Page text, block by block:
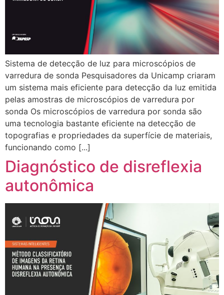
Sistema de detecção de luz para microscópios de
varredura de sonda Pesquisadores da Unicamp criaram
um sistema mais eficiente para detecção da luz emitida
pelas amostras de microscópios de varredura por
sonda Os microscópios de varredura por sonda são
uma tecnologia bastante eficiente na detecção de
topografias e propriedades da superfície de materiais,
funcionando como [...]
Diagnóstico de disreflexia
autonômica